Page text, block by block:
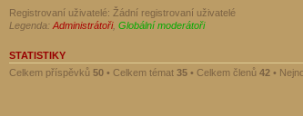
Registrovaní uživatelé: Žádní registrovaní uživatelé
Legenda: Administrátoři, Globální moderátoři
STATISTIKY
Celkem příspěvků 50 • Celkem témat 35 • Celkem členů 42 •